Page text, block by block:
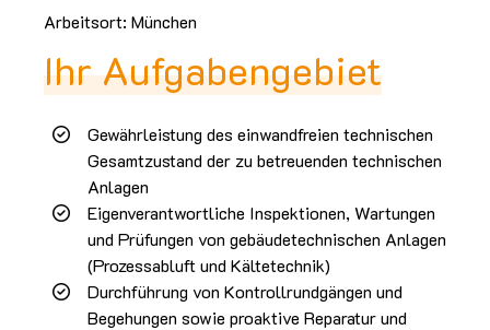
Arbeitsort: München
Ihr Aufgabengebiet
Gewährleistung des einwandfreien technischen
Gesamtzustand der zu betreuenden technischen
Anlagen
Eigenverantwortliche Inspektionen, Wartungen
und Prüfungen von gebäudetechnischen Anlagen
(Prozessabluft und Kältetechnik)
Durchführung von Kontrollrundgängen und
Begehungen sowie proaktive Reparatur und